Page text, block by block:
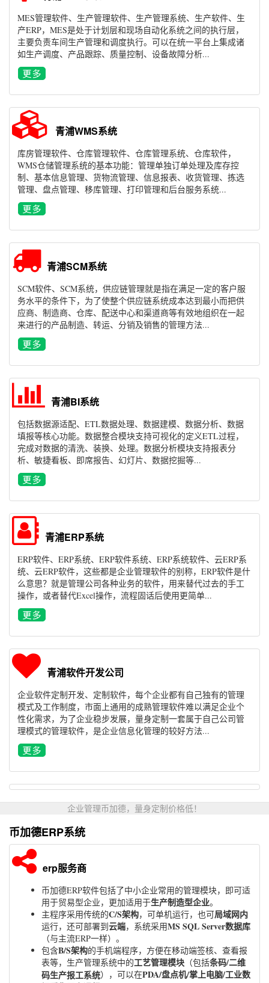
MES管理软件、生产管理软件、生产管理系统、生产软件、生
产ERP，MES是处于计划层和现场自动化系统之间的执行层，
主要负责车间生产管理和调度执行。可以在统一平台上集成诸
如生产调度、产品跟踪、质量控制、设备故障分析...
青浦WMS系统
库房管理软件、仓库管理软件、仓库管理系统、仓库软件，
WMS仓储管理系统的基本功能：管理单独订单处理及库存控
制、基本信息管理、货物流管理、信息报表、收货管理、拣选
管理、盘点管理、移库管理、打印管理和后台服务系统...
青浦SCM系统
SCM软件、SCM系统，供应链管理就是指在满足一定的客户服
务水平的条件下，为了使整个供应链系统成本达到最小而把供
应商、制造商、仓库、配送中心和渠道商等有效地组织在一起
来进行的产品制造、转运、分销及销售的管理方法...
青浦BI系统
包括数据源适配、ETL数据处理、数据建模、数据分析、数据
填报等核心功能。数据整合模块支持可视化的定义ETL过程，
完成对数据的清洗、装换、处理。数据分析模块支持报表分
析、敏捷看板、即席报告、幻灯片、数据挖掘等...
青浦ERP系统
ERP软件、ERP系统、ERP软件系统、ERP系统软件、云ERP系
统、云ERP软件，这些都是企业管理软件的别称，ERP软件是什
么意思？就是管理公司各种业务的软件，用来替代过去的手工
操作，或者替代Excel操作，流程固话后使用更简单...
青浦软件开发公司
企业软件定制开发、定制软件，每个企业都有自己独有的管理
模式及工作制度，市面上通用的成熟管理软件难以满足企业个
性化需求，为了企业稳步发展，量身定制一套属于自己公司管
理模式的管理软件，是企业信息化管理的较好方法...
企业管理币加德，量身定制价格低！
币加德ERP系统
erp服务商
币加德ERP软件包括了中小企业常用的管理模块，即可适
用于贸易型企业，更加适用于生产制造型企业。
主程序采用传统的C/S架构，可单机运行，也可局域网内
运行，还可部署到云端，系统采用MS SQL Server数据库
（与主流ERP一样）。
包含B/S架构的手机端程序，方便在移动端签核、查看报
表等，生产管理系统中的工艺管理模块 （包括条码/二维
码生产报工系统），可以在PDA/盘点机/掌上电脑/工业数